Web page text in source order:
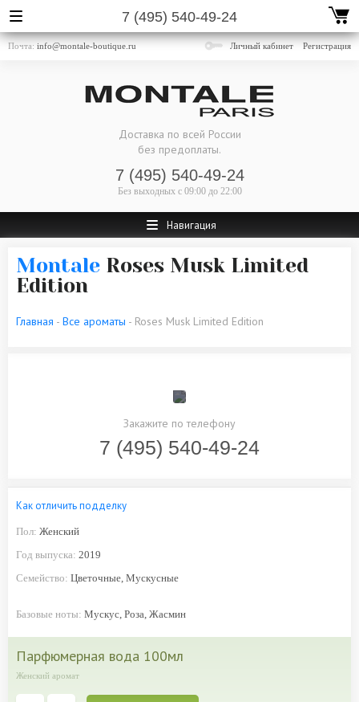
7 (495) 540-49-24
Почта: info@montale-boutique.ru Личный кабинет Регистрация
Доставка по всей России
без предоплаты.
7 (495) 540-49-24
Без выходных с 09:00 до 22:00
Навигация
Montale Roses Musk Limited
Edition
Главная - Все ароматы - Roses Musk Limited Edition
Закажите по телефону
7 (495) 540-49-24
Как отличить подделку
Пол: Женский
Год выпуска: 2019
Семейство: Цветочные, Мускусные
Базовые ноты: Мускус, Роза, Жасмин
парфюмерная вода 100мл
Женский аромат